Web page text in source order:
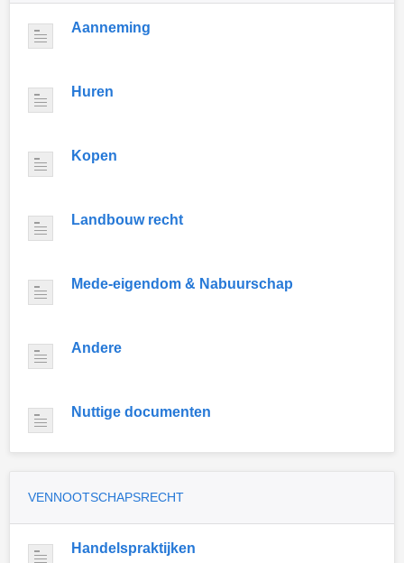
Aanneming
Huren
Kopen
Landbouw recht
Mede-eigendom & Nabuurschap
Andere
Nuttige documenten
VENNOOTSCHAPSRECHT
Handelspraktijken